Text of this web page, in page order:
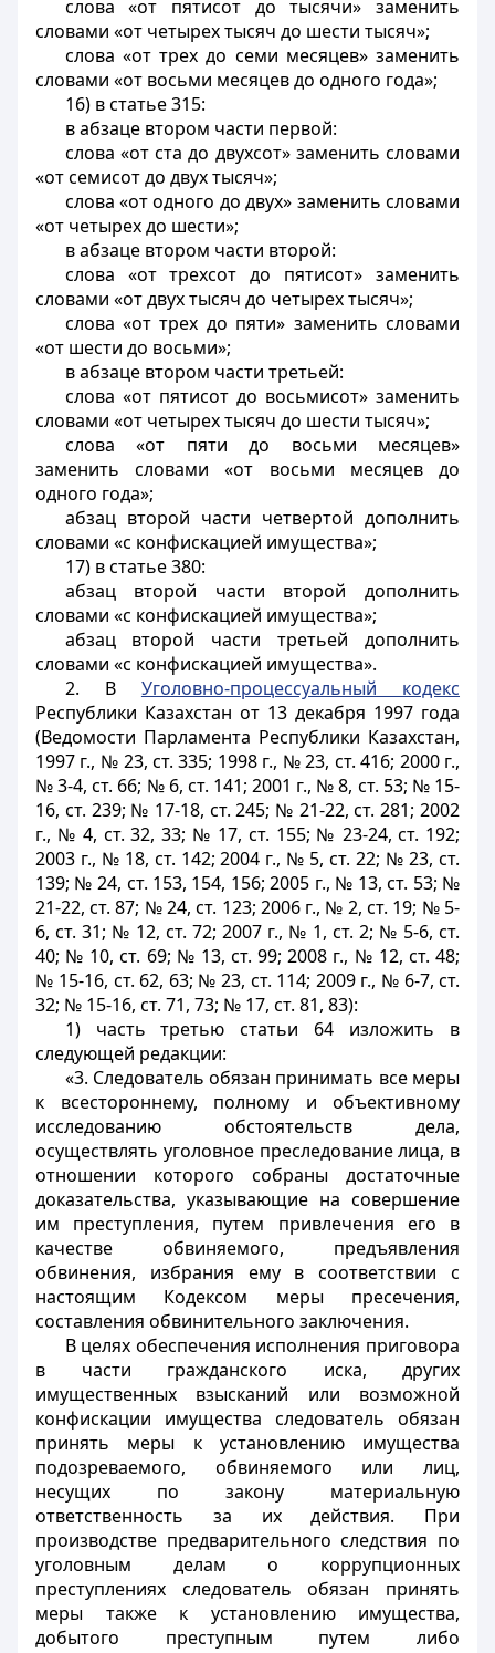
слова «от пятисот до тысячи» заменить
словами «от четырех тысяч до шести тысяч»;
слова «от трех до семи месяцев» заменить
словами «от восьми месяцев до одного года»;
16) в статье 315:
в абзаце втором части первой:
слова «от ста до двухсот» заменить словами
«от семисот до двух тысяч»;
слова «от одного до двух» заменить словами
«от четырех до шести»;
в абзаце втором части второй:
слова «от трехсот до пятисот» заменить
словами «от двух тысяч до четырех тысяч»;
слова «от трех до пяти» заменить словами
«от шести до восьми»;
в абзаце втором части третьей:
слова «от пятисот до восьмисот» заменить
словами «от четырех тысяч до шести тысяч»;
слова «от пяти до восьми месяцев»
заменить словами «от восьми месяцев до
одного года»;
абзац второй части четвертой дополнить
словами «с конфискацией имущества»;
17) в статье 380:
абзац второй части второй дополнить
словами «с конфискацией имущества»;
абзац второй части третьей дополнить
словами «с конфискацией имущества».
2. В Уголовно-процессуальный кодекс
Республики Казахстан от 13 декабря 1997 года
(Ведомости Парламента Республики Казахстан,
1997 г., № 23, ст. 335; 1998 г., № 23, ст. 416; 2000 г.,
№ 3-4, ст. 66; № 6, ст. 141; 2001 г., № 8, ст. 53; № 15-
16, ст. 239; № 17-18, ст. 245; № 21-22, ст. 281; 2002
г., № 4, ст. 32, 33; № 17, ст. 155; № 23-24, ст. 192;
2003 г., № 18, ст. 142; 2004 г., № 5, ст. 22; № 23, ст.
139; № 24, ст. 153, 154, 156; 2005 г., № 13, ст. 53; №
21-22, ст. 87; № 24, ст. 123; 2006 г., № 2, ст. 19; № 5-
6, ст. 31; № 12, ст. 72; 2007 г., № 1, ст. 2; № 5-6, ст.
40; № 10, ст. 69; № 13, ст. 99; 2008 г., № 12, ст. 48;
№ 15-16, ст. 62, 63; № 23, ст. 114; 2009 г., № 6-7, ст.
32; № 15-16, ст. 71, 73; № 17, ст. 81, 83):
1) часть третью статьи 64 изложить в
следующей редакции:
«3. Следователь обязан принимать все меры
к всестороннему, полному и объективному
исследованию обстоятельств дела,
осуществлять уголовное преследование лица, в
отношении которого собраны достаточные
доказательства, указывающие на совершение
им преступления, путем привлечения его в
качестве обвиняемого, предъявления
обвинения, избрания ему в соответствии с
настоящим Кодексом меры пресечения,
составления обвинительного заключения.
В целях обеспечения исполнения приговора
в части гражданского иска, других
имущественных взысканий или возможной
конфискации имущества следователь обязан
принять меры к установлению имущества
подозреваемого, обвиняемого или лиц,
несущих по закону материальную
ответственность за их действия. При
производстве предварительного следствия по
уголовным делам о коррупционных
преступлениях следователь обязан принять
меры также к установлению имущества,
добытого преступным путем либо